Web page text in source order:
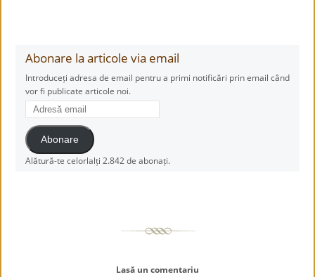
Abonare la articole via email
Introduceți adresa de email pentru a primi notificări prin email când
vor fi publicate articole noi.
Adresă
email
Abonare
Alătură-te celorlalți 2.842 de abonați.
Lasă un comentariu